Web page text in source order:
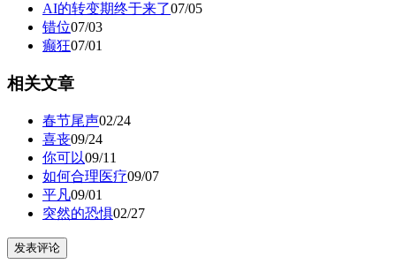
AI的转变期终于来了07/05
错位07/03
癫狂07/01
相关文章
春节尾声02/24
喜丧09/24
你可以09/11
如何合理医疗09/07
平凡09/01
突然的恐惧02/27
发表评论